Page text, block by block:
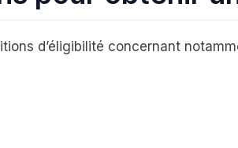
d’éligibilité concernant